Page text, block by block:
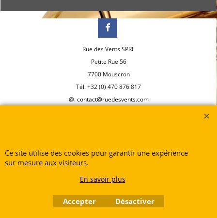
Rue des Vents SPRL
Petite Rue 56
7700 Mouscron
Tél. +32 (0) 470 876 817
@.contact@ruedesvents.com
eCommerce ShopFactory
Ce site utilise des cookies pour garantir une expérience
sur mesure aux visiteurs.
En savoir plus
Accepter Désactiver